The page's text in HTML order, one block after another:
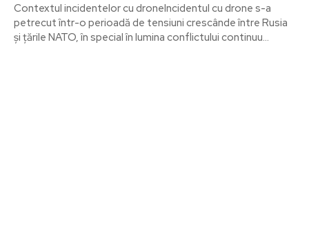
Contextul incidentelor cu droneIncidentul cu drone s-a
petrecut într-o perioadă de tensiuni crescânde între Rusia
și țările NATO, în special în lumina conflictului continuu...